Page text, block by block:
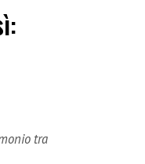
tra